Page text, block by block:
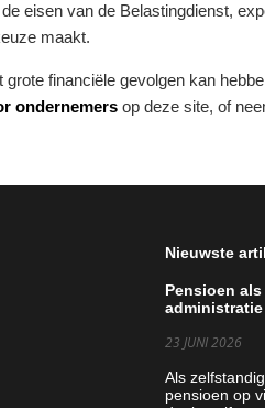
eisen van de Belastingdienst,
maakt.
financiële gevolgen kan
ondernemers op deze site, of
Nieuwste
Pensioen
23 JUNI 2026
Als
pensioen op